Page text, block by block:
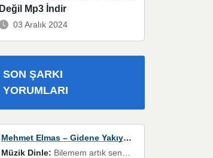
Değil Mp3 İndir
03 Aralık 2024
SON ŞARKI
YORUMLARI
Mehmet Elmas – Gidene Yakıyorum
Müzik Dinle: Bilemem artık senden bir şans daha / Düştüğün zaman ben olmayacağım yanında” dizeleri, artık geçmişin tekrarına izin verilmeyeceğini, kişisel sınırların çizildiğini gösteriyor.